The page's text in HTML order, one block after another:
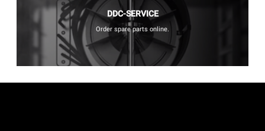
DDC-SERVICE
Order spare parts online.